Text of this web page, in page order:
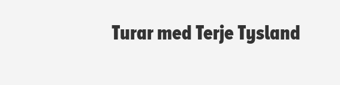
Turar med Terje Tysland